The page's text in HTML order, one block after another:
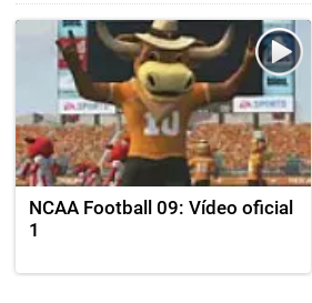
NCAA Football 09: Vídeo oficial
1